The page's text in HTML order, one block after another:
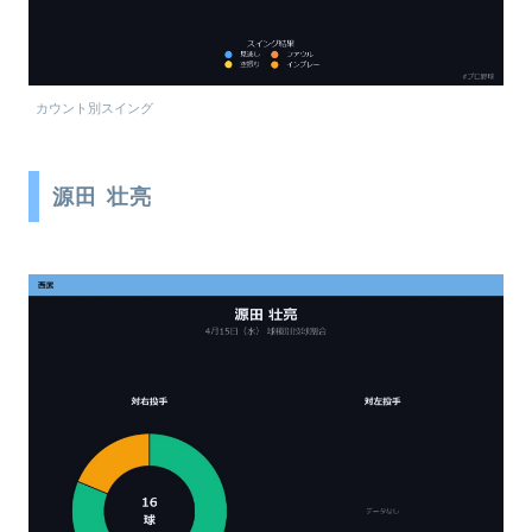
カウント別スイング
源田 壮亮